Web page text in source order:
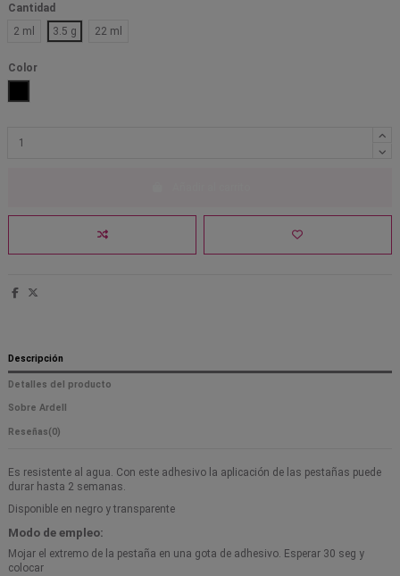
Cantidad
2 ml
3.5 g 22 ml
Color
Descripción
Detalles del producto
Sobre Ardell
Reseñas(0)
Es resistente al agua. Con este adhesivo la aplicación de las pestañas puede
durar hasta 2 semanas.
Disponible en negro y transparente
Modo de empleo:
Mojar el extremo de la pestaña en una gota de adhesivo. Esperar 30 seg y
colocar